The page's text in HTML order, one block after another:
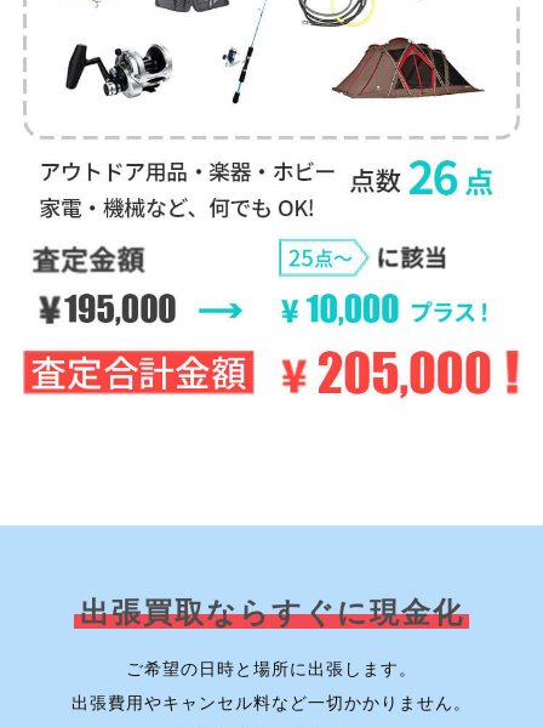
出張買取ならすぐに現金化
ご希望の日時と場所に出張します。
出張費用やキャンセル料など一切かかりません。